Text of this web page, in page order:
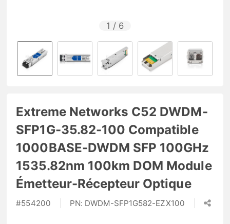
1 / 6
Extreme Networks C52 DWDM-
SFP1G-35.82-100 Compatible
1000BASE-DWDM SFP 100GHz
1535.82nm 100km DOM Module
Émetteur-Récepteur Optique
#554200 PN: DWDM-SFP1G582-EZX100